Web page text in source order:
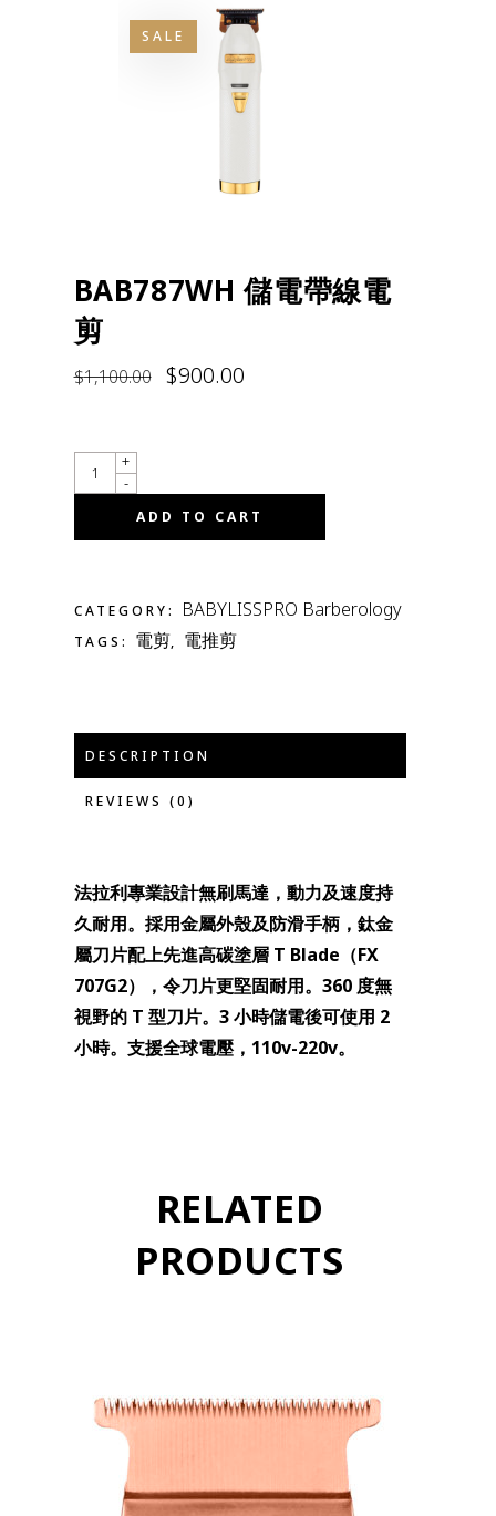
SALE
BAB787WH 儲電帶線電
剪
$1,100.00 $900.00
QUANTITY
-
+
ADD TO CART
CATEGORY: BABYLISSPRO Barberology
TAGS: 電剪, 電推剪
DESCRIPTION
REVIEWS (0)
法拉利專業設計無刷馬達， 動力及速度持
久耐用。採用金屬外殼及防滑手柄，鈦金
屬刀片配上先進高碳塗層 T Blade（FX
707G2），令刀片更堅固耐用。360 度無
視野的 T 型刀片。 3小時儲電後可使用 2
小時。 支援全球電壓，110v-220v。
RELATED
PRODUCTS